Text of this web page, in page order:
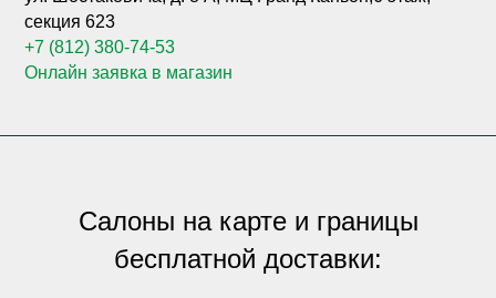
секция 623
+7 (812) 380-74-53
Онлайн заявка в магазин
Салоны на карте и границы
бесплатной доставки: